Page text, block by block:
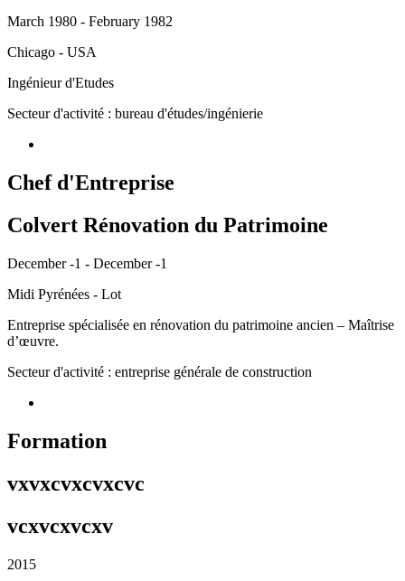
March 1980 - February 1982
Chicago - USA
Ingénieur d'Etudes
Secteur d'activité : bureau d'études/ingénierie
Chef d'Entreprise
Colvert Rénovation du Patrimoine
December -1 - December -1
Midi Pyrénées - Lot
Entreprise spécialisée en rénovation du patrimoine ancien – Maîtrise
d’œuvre.
Secteur d'activité : entreprise générale de construction
Formation
vxvxcvxcvxcvc
vcxvcxvcxv
2015